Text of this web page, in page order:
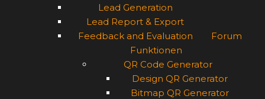
Lead Generation
Lead Report & Export
Feedback and Evaluation
Forum
Funktionen
QR Code Generator
Design QR Generator
Bitmap QR Generator